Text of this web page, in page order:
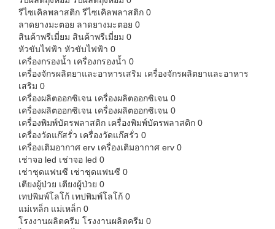
รีไซเคิลพลาสติก รีไซเคิลพลาสติก 0
ลาดยางมะตอย ลาดยางมะตอย 0
สินค้าพรีเมี่ยม สินค้าพรีเมี่ยม 0
หัวขับไฟฟ้า หัวขับไฟฟ้า 0
เครื่องกรองน้ำ เครื่องกรองน้ำ 0
เครื่องจักรผลิตยาและอาหารเสริม เครื่องจักรผลิตยาและอาหาร
เสริม 0
เครื่องผลิตออกซิเจน เครื่องผลิตออกซิเจน 0
เครื่องผลิตออกซิเจน เครื่องผลิตออกซิเจน 0
เครื่องพิมพ์บัตรพลาสติก เครื่องพิมพ์บัตรพลาสติก 0
เครื่องวัดแก๊สรั่ว เครื่องวัดแก๊สรั่ว 0
เครื่องเติมอากาศ erv เครื่องเติมอากาศ erv 0
เช่าจอ led เช่าจอ led 0
เช่าชุดแฟนซี เช่าชุดแฟนซี 0
เตียงผู้ป่วย เตียงผู้ป่วย 0
เทปพิมพ์โลโก้ เทปพิมพ์โลโก้ 0
แม่เหล็ก แม่เหล็ก 0
โรงงานผลิตครีม โรงงานผลิตครีม 0